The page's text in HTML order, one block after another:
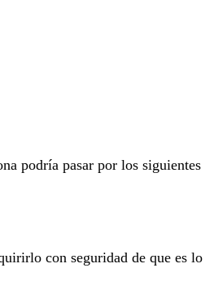
podría pasar por los siguientes
con seguridad de que es lo